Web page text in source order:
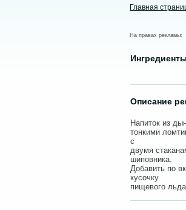
Главная
На правах рекламы:
Описание
Напиток из
тонкими
с
двумя
шиповника.
Добавить по
кусочку
пищевого